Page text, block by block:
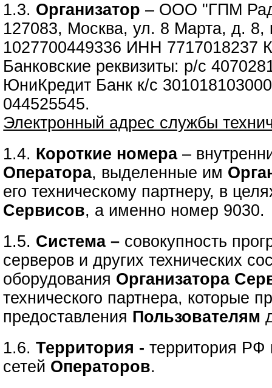
1.3. Организатор– ООО "ГПМ
127083, Москва, ул. 8 Марта, д.
1027700449336 ИНН 7717018237
Банковские реквизиты: р/с
ЮниКредит Банк к/с
044525545.
Электронный адрес службы
1.4. Короткие номера–
Оператора, выделенные им
его техническому партнеру, в
Сервисов, а именно номер 9030.
1.5. Система – совокупность
серверов и других технических
оборудования Организатора
технического партнера, которые
предоставления Пользователям
1.6.Территория -территория РФ
сетей Операторов.